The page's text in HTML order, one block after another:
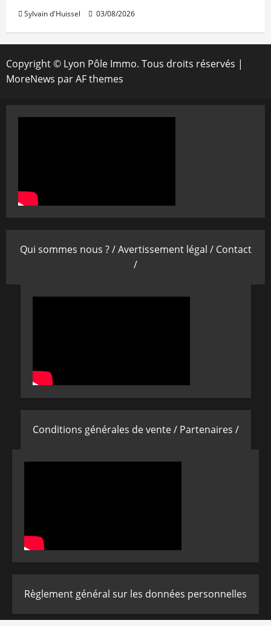
Sylvain d'Huissel 03/08/2026
Copyright © Lyon Pôle Immo. Tous droits réservés |
MoreNews par AF themes
Qui sommes nous ? /Avertissement légal / Contact
/
Conditions générales de vente / Partenaires /
Règlement général sur les données personnelles